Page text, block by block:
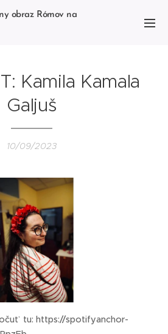
obraz Rómov na
Kamila Kamala
Galjuš
10/09/2023
tu: https://spotifyanchor-